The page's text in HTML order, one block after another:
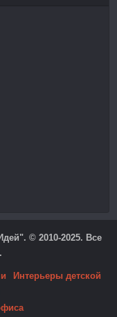
© 2010-2025. Все
Интерьеры детской